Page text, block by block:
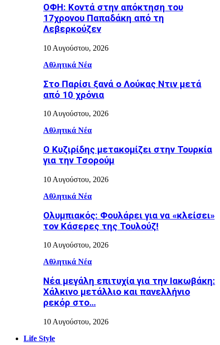
ΟΦΗ: Κοντά στην απόκτηση του
17χρονου Παπαδάκη από τη
Λεβερκούζεν
10 Αυγούστου, 2026
Αθλητικά Νέα
Στο Παρίσι ξανά ο Λούκας Ντιν μετά
από 10 χρόνια
10 Αυγούστου, 2026
Αθλητικά Νέα
Ο Κυζιρίδης μετακομίζει στην Τουρκία
για την Τσορούμ
10 Αυγούστου, 2026
Αθλητικά Νέα
Ολυμπιακός: Φουλάρει για να «κλείσει»
τον Κάσερες της Τουλούζ!
10 Αυγούστου, 2026
Αθλητικά Νέα
Νέα μεγάλη επιτυχία για την Ιακωβάκη:
Χάλκινο μετάλλιο και πανελλήνιο
ρεκόρ στο…
10 Αυγούστου, 2026
Life Style